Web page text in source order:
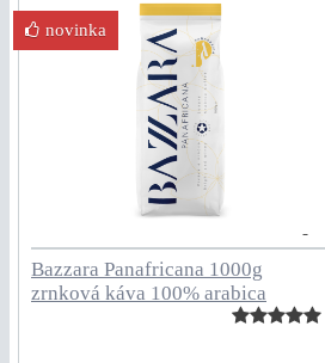
Bazzara Panafricana 1000g
zrnková káva 100% arabica
novinka